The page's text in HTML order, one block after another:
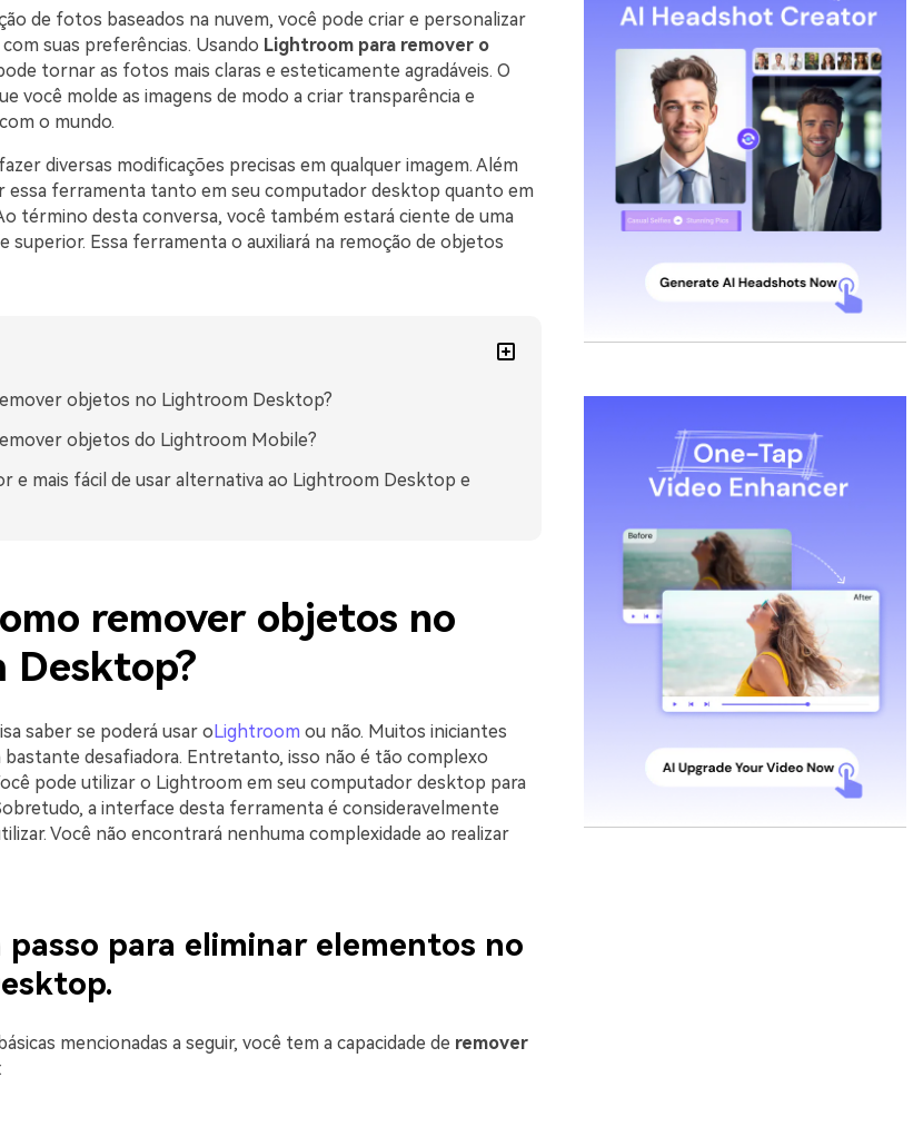
de fotos baseados na nuvem, você pode criar e personalizar
suas preferências. Usando Lightroom para remover o
tornar as fotos mais claras e esteticamente agradáveis. O
você molde as imagens de modo a criar transparência e
o mundo.
diversas modificações precisas em qualquer imagem. Além
essa ferramenta tanto em seu computador desktop quanto em
término desta conversa, você também estará ciente de uma
superior. Essa ferramenta o auxiliará na remoção de objetos
objetos no Lightroom Desktop?
objetos do Lightroom Mobile?
e mais fácil de usar alternativa ao Lightroom Desktop e
remover objetos no
Desktop?
saber se poderá usar oLightroom ou não. Muitos iniciantes
bastante desafiadora. Entretanto, isso não é tão complexo
pode utilizar o Lightroom em seu computador desktop para
a interface desta ferramenta é consideravelmente
Você não encontrará nenhuma complexidade ao realizar
passo para eliminar elementos no
mencionadas a seguir, você tem a capacidade de remover